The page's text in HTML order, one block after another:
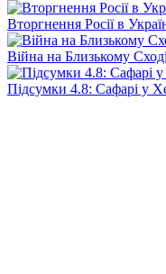
Вторгнення Росії в
Війна на Близькому
Підсумки 4.8: Сафарі у